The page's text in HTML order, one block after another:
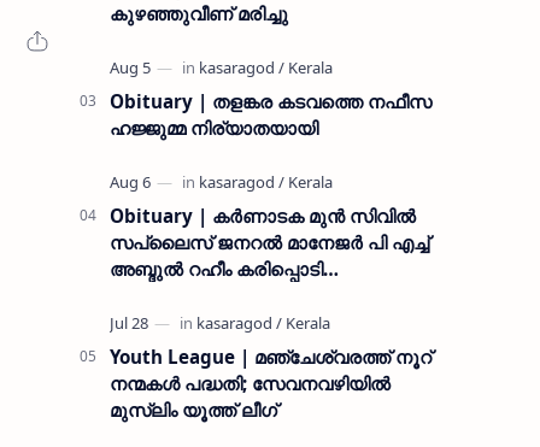
കുഴഞ്ഞുവീണ് മരിച്ചു
Obituary | തളങ്കര കടവത്തെ നഫീസ
ഹജ്ജുമ്മ നിര്യാതയായി
Obituary | കർണാടക മുൻ സിവില്‍
സപ്ലൈസ് ജനറൽ മാനേജർ പി എച്ച്
അബ്ദുൽ റഹീം കരിപ്പൊടി
Youth League | മഞ്ചേശ്വരത്ത് നൂറ്
നന്മകൾ പദ്ധതി; സേവനവഴിയിൽ
മുസ്ലിം യൂത്ത് ലീഗ്